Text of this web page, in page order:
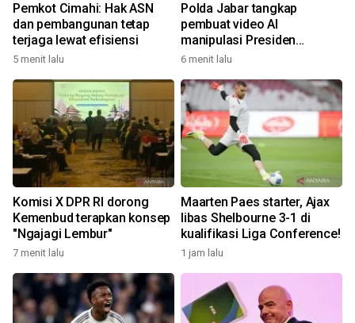
Pemkot Cimahi: Hak ASN
dan pembangunan tetap
terjaga lewat efisiensi
5 menit lalu
Polda Jabar tangkap
pembuat video AI
manipulasi Presiden
Prabowo
6 menit lalu
Komisi X DPR RI dorong
Kemenbud terapkan konsep
"Ngajagi Lembur"
7 menit lalu
Maarten Paes starter, Ajax
libas Shelbourne 3-1 di
kualifikasi Liga Conference!
1 jam lalu